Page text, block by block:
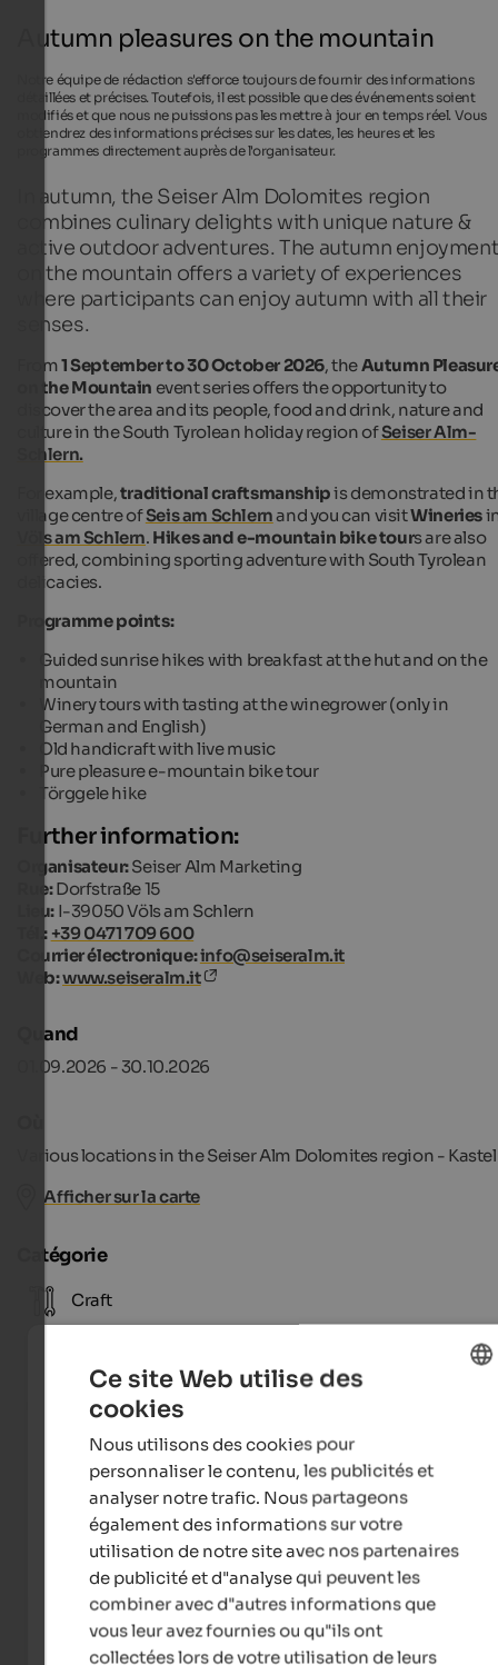
Autumn pleasures on the mountain
Notre équipe de rédaction s'efforce toujours de fournir des informations
détaillées et précises. Toutefois, il est possible que des événements soient
modifiés et que nous ne puissions pas les mettre à jour en temps réel. Vous
obtiendrez des informations précises sur les dates, les heures et les
programmes directement auprès de l'organisateur.
In autumn, the Seiser Alm Dolomites region
combines culinary delights with unique nature &
active outdoor adventures. The autumn
on the mountain offers a variety of experiences
where participants can enjoy autumn with all their
senses.
From1 September to 30 October 2026, theAutumn
on the Mountain event series offers the opportunity to
discover the area and its people, food and drink, nature and
culture in the South Tyrolean holiday region ofSeiser Alm-
Schlern.
For example,traditional craftsmanshipis demonstrated in
village centre ofSeis am Schlernand you can visitWineries
Völs am Schlern. Hikes and e-mountain bike tours are also
offered, combining sporting adventure with South Tyrolean
delicacies.
Programme points:
Guided sunrise hikes with breakfast at the hut and on the
mountain
Winery tours with tasting at the winegrower (only in
German and English)
Old handicraft with live music
Pure pleasure e-mountain bike tour
Törggele hike
Further information:
Organisateur:Seiser Alm Marketing
Rue:Dorfstraße 15
Lieu: I-39050 Völs am Schlern
Tél.: +39 0471 709 600
Courrier électronique:info@seiseralm.it
Web:www.seiseralm.it
Quand
01.09.2026 - 30.10.2026
Various locations in the Seiser Alm Dolomites region -
Afficher sur la carte
Catégorie
Craft
Sport
Ce site Web utilise des
cookies
Nous utilisons des cookies pour
personnaliser le contenu, les publicités et
analyser notre trafic. Nous partageons
également des informations sur votre
utilisation de notre site avec nos partenaires
de publicité et d"analyse qui peuvent les
combiner avec d"autres informations que
vous leur avez fournies ou qu"ils ont
collectées lors de votre utilisation de leurs